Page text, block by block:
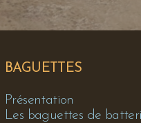
BAGUETTES
Présentation
Les baguettes de